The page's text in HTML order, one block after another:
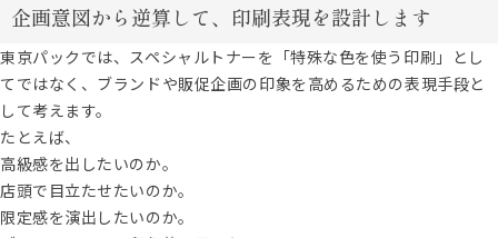
企画意図から逆算して、印刷表現を設計します
東京パックでは、スペシャルトナーを「特殊な色を使う印刷」とし
てではなく、ブランドや販促企画の印象を高めるための表現手段と
して考えます。
たとえば、
高級感を出したいのか。
店頭で目立たせたいのか。
限定感を演出したいのか。